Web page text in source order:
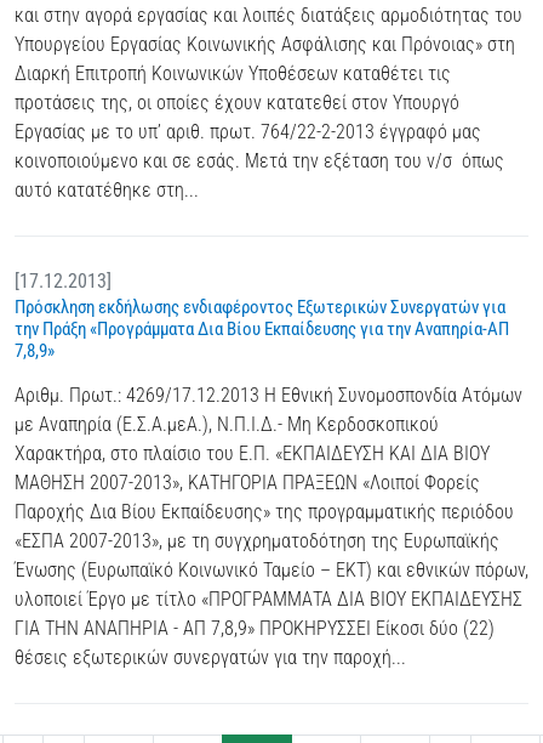
και στην αγορά εργασίας και λοιπές διατάξεις αρμοδιότητας του
Υπουργείου Εργασίας Κοινωνικής Ασφάλισης και Πρόνοιας» στη
Διαρκή Επιτροπή Κοινωνικών Υποθέσεων καταθέτει τις
προτάσεις της, οι οποίες έχουν κατατεθεί στον Υπουργό
Εργασίας με το υπ’ αριθ. πρωτ. 764/22-2-2013 έγγραφό μας
κοινοποιούμενο και σε εσάς. Μετά την εξέταση του ν/σ όπως
αυτό κατατέθηκε στη...
[17.12.2013]
Πρόσκληση εκδήλωσης ενδιαφέροντος Εξωτερικών Συνεργατών για
την Πράξη «Προγράμματα Δια Βίου Εκπαίδευσης για την Αναπηρία-ΑΠ
7,8,9»
Αριθμ. Πρωτ.: 4269/17.12.2013 Η Εθνική Συνομοσπονδία Ατόμων
με Αναπηρία (Ε.Σ.Α.μεΑ.), Ν.Π.Ι.Δ.- Μη Κερδοσκοπικού
Χαρακτήρα, στο πλαίσιο του Ε.Π. «ΕΚΠΑΙΔΕΥΣΗ ΚΑΙ ΔΙΑ ΒΙΟΥ
ΜΑΘΗΣΗ 2007-2013», ΚΑΤΗΓΟΡΙΑ ΠΡΑΞΕΩΝ «Λοιποί Φορείς
Παροχής Δια Βίου Εκπαίδευσης» της προγραμματικής περιόδου
«ΕΣΠΑ 2007-2013», με τη συγχρηματοδότηση της Ευρωπαϊκής
Ένωσης (Ευρωπαϊκό Κοινωνικό Ταμείο – ΕΚΤ) και εθνικών πόρων,
υλοποιεί Έργο με τίτλο «ΠΡΟΓΡΑΜΜΑΤΑ ΔΙΑ ΒΙΟΥ ΕΚΠΑΙΔΕΥΣΗΣ
ΓΙΑ ΤΗΝ ΑΝΑΠΗΡΙΑ - ΑΠ 7,8,9» ΠΡΟΚΗΡΥΣΣΕΙ Είκοσι δύο (22)
θέσεις εξωτερικών συνεργατών για την παροχή...